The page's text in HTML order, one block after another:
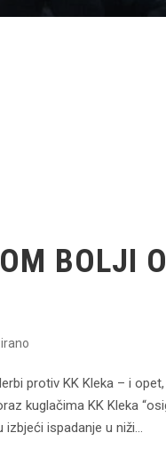
BOLJI
protiv KK Kleka – i
kuglačima KK Kleka
ispadanje u niži...